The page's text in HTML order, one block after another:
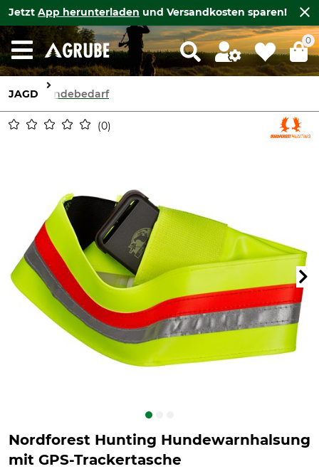
Jetzt App herunterladen und Versandkosten sparen!
0
JAGD Hundebedarf
0
Nordforest Hunting Hundewarnhalsung
mit GPS-Trackertasche